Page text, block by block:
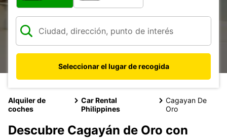
Seleccionar el lugar de recogida
Alquiler de
coches
Car Rental
Philippines
Cagayan De
Oro
Descubre Cagayán de Oro con